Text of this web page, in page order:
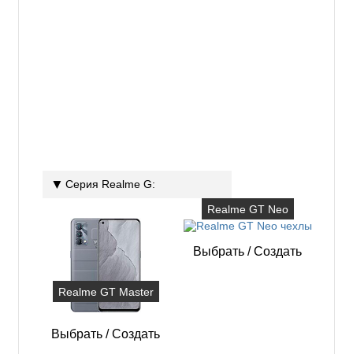
Серия Realme G:
Realme GT Master
Выбрать /Создать
Realme GT Neo
Выбрать /Создать